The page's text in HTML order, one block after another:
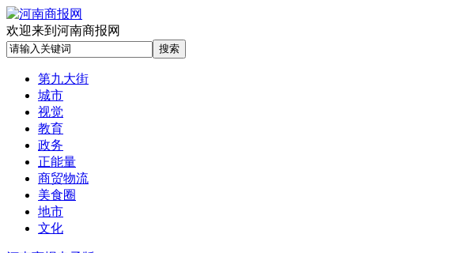
欢迎来到河南商报网
第九大街
城市
视觉
教育
政务
正能量
商贸物流
美食圈
地市
文化